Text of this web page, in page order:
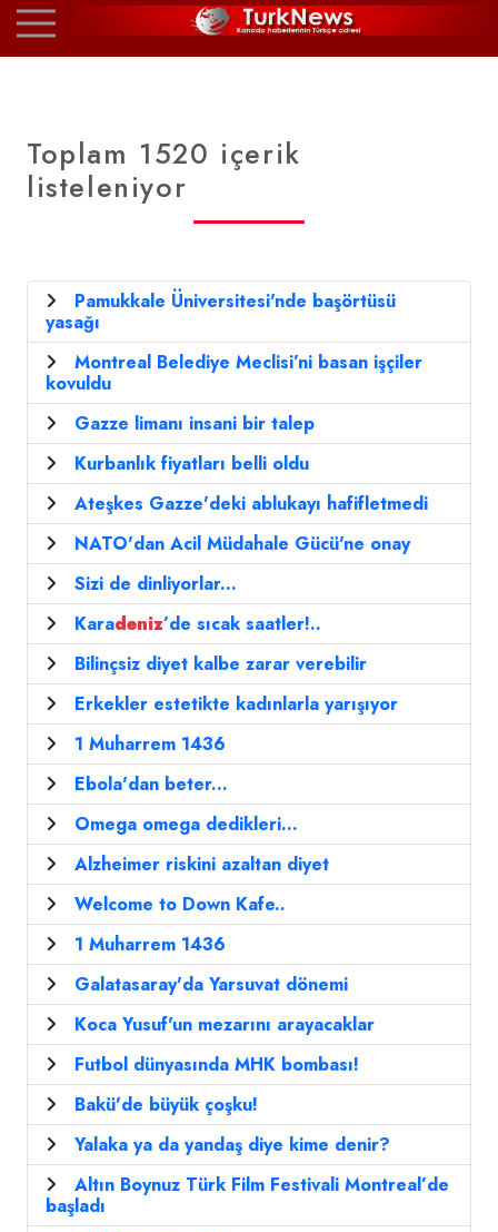
Toplam 1520 içerik
listeleniyor
Pamukkale Üniversitesi'nde başörtüsü
yasağı
Montreal Belediye Meclisi’ni basan işçiler
kovuldu
Gazze limanı insani bir talep
Kurbanlık fiyatları belli oldu
Ateşkes Gazze'deki ablukayı hafifletmedi
NATO'dan Acil Müdahale Gücü'ne onay
Sizi de dinliyorlar...
Karadeniz’de sıcak saatler!..
Bilinçsiz diyet kalbe zarar verebilir
Erkekler estetikte kadınlarla yarışıyor
1 Muharrem 1436
Ebola'dan beter...
Omega omega dedikleri...
Alzheimer riskini azaltan diyet
Welcome to Down Kafe..
1 Muharrem 1436
Galatasaray'da Yarsuvat dönemi
Koca Yusuf'un mezarını arayacaklar
Futbol dünyasında MHK bombası!
Bakü'de büyük çoşku!
Yalaka ya da yandaş diye kime denir?
Altın Boynuz Türk Film Festivali Montreal’de
başladı